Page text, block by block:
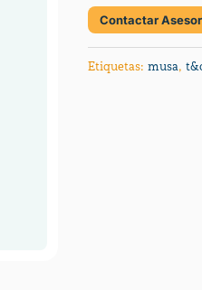
Contactar Asesor
Etiquetas: musa,